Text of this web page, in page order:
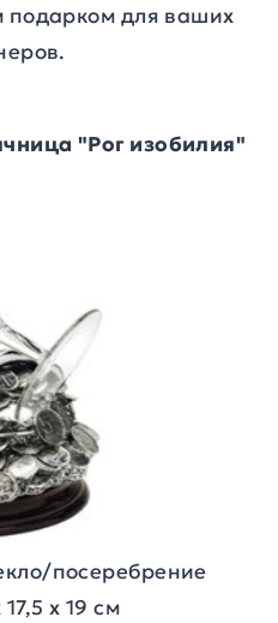
подарком для ваших
"Рог изобилия"
посеребрение
х 19 см